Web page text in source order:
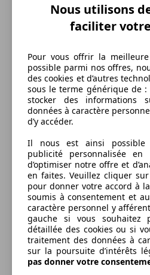
Cabriolet
Model Version
S3 Cabriolet 2.0 TFSI 300
Audi S3 (04/2013-10/
à partir de 4254 x 1777 x 1401
Puissance:
221 KW (300 PS)
Portes:
3
Sièges:
5
325 - 1060 Litres
Afficher les variantes
Nous utilisons
faciliter
Pour vous offrir la
possible parmi nos offres,
des cookies et d’autres
sous le terme générique de
stocker des informations
données à caractère
d’y accéder.
Il nous est ainsi
publicité personnalisée
d’optimiser notre offre et
en faites. Veuillez cliquer
pour donner votre accord à
soumis à consentement et
caractère personnel y
gauche si vous souhaitez
détaillée des cookies ou si
traitement des données à
sur la poursuite d’intérêts
pas donner votre